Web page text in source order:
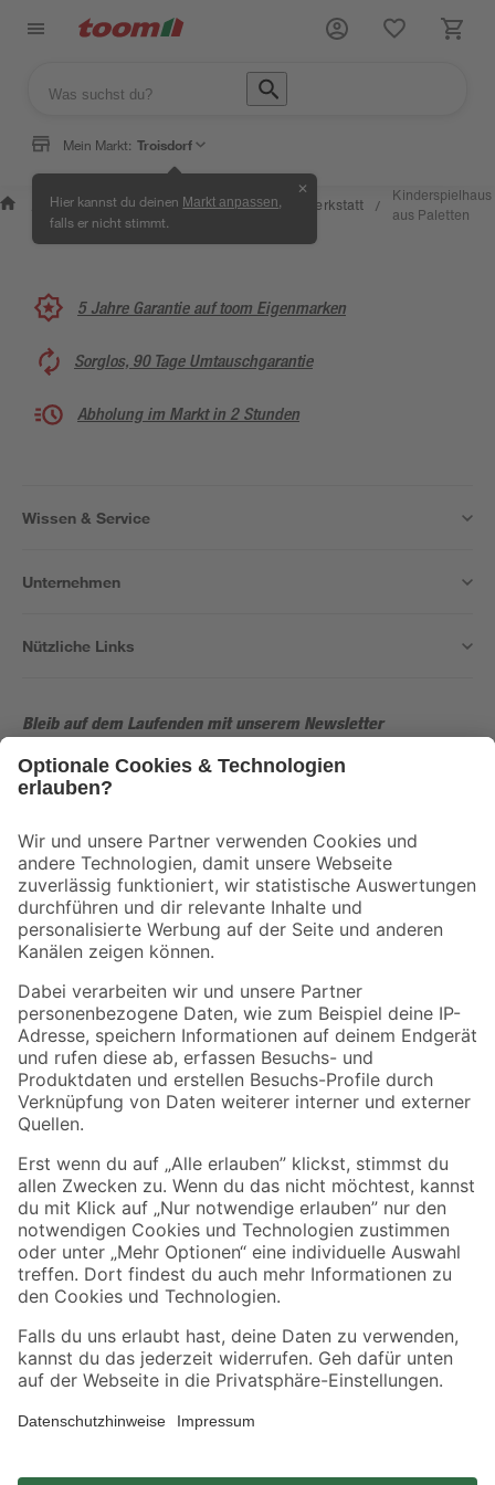
Mein Markt: Troisdorf
Hier kannst du deinen Markt anpassen
falls er nicht stimmt.
✕
Wissen &
Service
/
Selbermachen
& Ratgeber
/ Kreativwerkstatt /
Kinderspielhaus
aus Paletten
5 Jahre Garantie auf toom Eigenmarken
Sorglos, 90 Tage Umtauschgarantie
Abholung im Markt in 2 Stunden
Wissen & Service
Unternehmen
Nützliche Links
Bleib auf dem Laufenden mit unserem Newsletter
Der toom Newsletter: Keine Angebote und Aktionen mehr verpassen!
Folge uns
Zahlungsarten Versandarten
Sicher einkaufen
Jetzt die toom-App herunterladen
Alle Preisangaben in EUR inkl. gesetzl. MwSt.. Die dargestellten Angebote sind unter
Umständen nicht in allen Märkten verfügbar. Die angegebenen Verfügbarkeiten beziehen
sich auf den unter "Mein Markt" ausgewählten toom Baumarkt. Alle Angebote und
*Paketversand ab 59 € versandkostenfrei, gilt nicht für Artikel mit Speditionsversand, hier
fallen zusätzliche Versandkosten an.